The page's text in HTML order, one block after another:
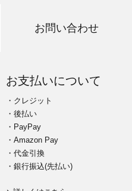
お問い合わせ
お支払いについて
・クレジット
・後払い
・PayPay
・Amazon Pay
・代金引換
・銀行振込(先払い)